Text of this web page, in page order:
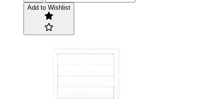
Add to Wishlist